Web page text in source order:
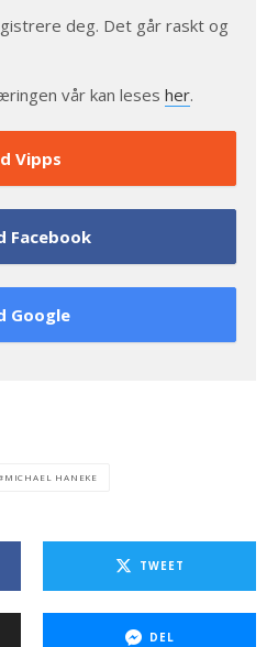
deg. Det går raskt og
vår kan leses her.
Vipps
Facebook
Google
MICHAEL HANEKE
TWEET
DEL